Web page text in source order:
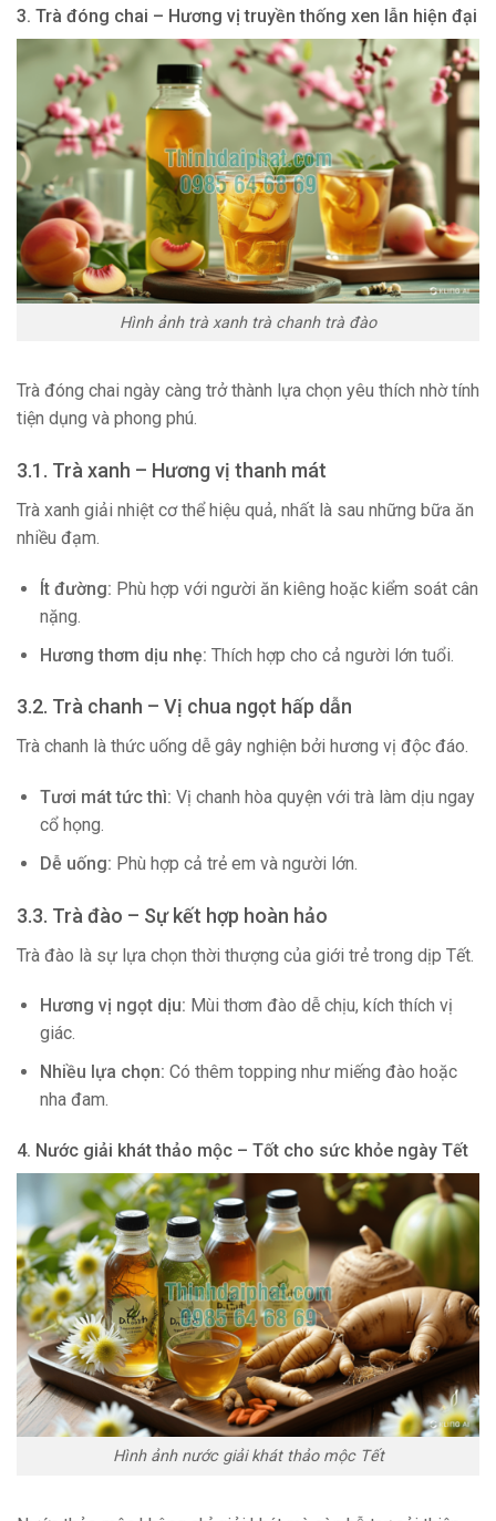
3. Trà đóng chai – Hương vị truyền thống xen lẫn hiện đại
Hình ảnh trà xanh trà chanh trà đào
Trà đóng chai ngày càng trở thành lựa chọn yêu thích nhờ tính
tiện dụng và phong phú.
3.1. Trà xanh – Hương vị thanh mát
Trà xanh giải nhiệt cơ thể hiệu quả, nhất là sau những bữa ăn
nhiều đạm.
Ít đường: Phù hợp với người ăn kiêng hoặc kiểm soát cân
nặng.
Hương thơm dịu nhẹ: Thích hợp cho cả người lớn tuổi.
3.2. Trà chanh – Vị chua ngọt hấp dẫn
Trà chanh là thức uống dễ gây nghiện bởi hương vị độc đáo.
Tươi mát tức thì: Vị chanh hòa quyện với trà làm dịu ngay
cổ họng.
Dễ uống: Phù hợp cả trẻ em và người lớn.
3.3. Trà đào – Sự kết hợp hoàn hảo
Trà đào là sự lựa chọn thời thượng của giới trẻ trong dịp Tết.
Hương vị ngọt dịu: Mùi thơm đào dễ chịu, kích thích vị
giác.
Nhiều lựa chọn: Có thêm topping như miếng đào hoặc
nha đam.
4. Nước giải khát thảo mộc – Tốt cho sức khỏe ngày Tết
Hình ảnh nước giải khát thảo mộc Tết